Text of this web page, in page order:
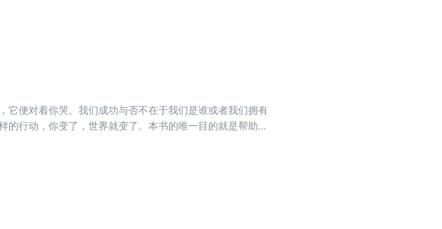
它便对着你哭。我们成功与否不在于我们是谁或者我们拥有
行动，你变了，世界就变了。本书的唯一目的就是帮助你